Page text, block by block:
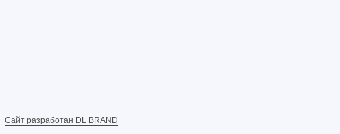
Сайт разработан DL BRAND